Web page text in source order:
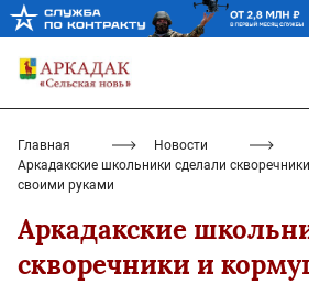
Главная
Новости
Аркадакские школьники сделали
своими руками
Аркадакские
скворечники и